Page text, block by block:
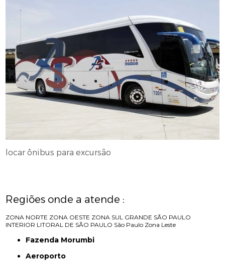
locar ônibus para excursão
Regiões onde a atende :
ZONA NORTE ZONA OESTE ZONA SUL GRANDE SÃO PAULO
INTERIOR LITORAL DE SÃO PAULO São Paulo Zona Leste
Fazenda Morumbi
Aeroporto